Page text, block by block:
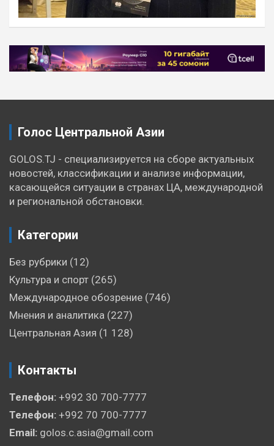
Навигация
по
Голос Центральной Азии
GOLOS.TJ - специализируется на сборе актуальных
новостей, классификации и анализе информации,
касающейся ситуации в странах ЦА, международной
и региональной обстановки.
Категории
Без рубрики (12)
Культура и спорт (265)
Международное обозрение (746)
Мнения и аналитика (227)
Центральная Азия (1 128)
Контакты
Телефон: +992 30 700-7777
Телефон: +992 70 700-7777
Email: golos.c.asia@gmail.com